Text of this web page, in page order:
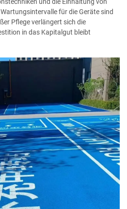
für die Geräte sind
Pflege verlängert sich die
in das Kapitalgut bleibt